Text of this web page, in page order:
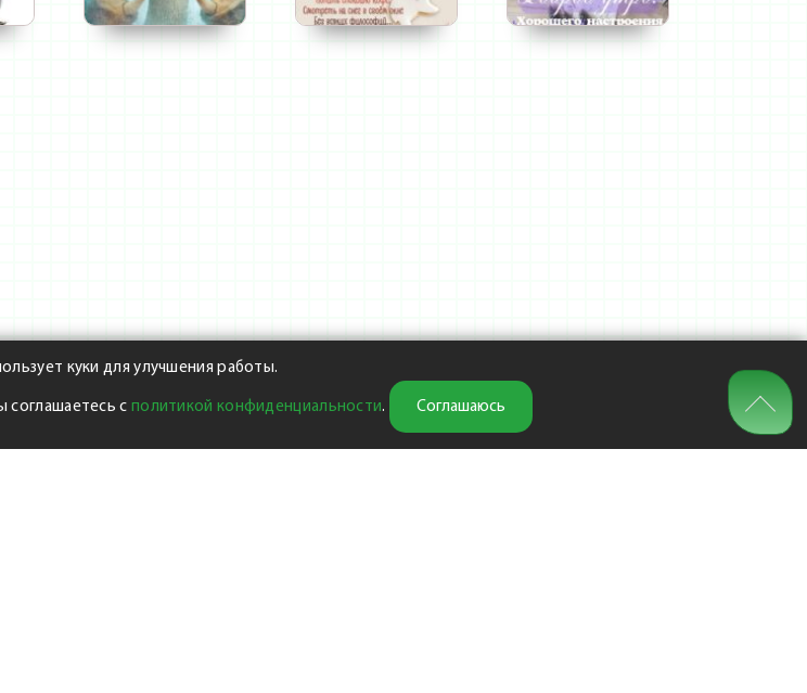
куки для улучшения работы.
соглашаетесь с политикой конфиденциальности. Соглашаюсь